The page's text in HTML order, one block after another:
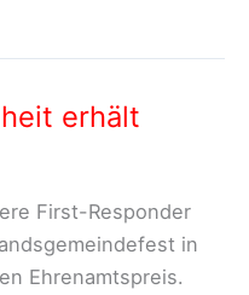
erhält
First-Responder
in
Ehrenamtspreis.